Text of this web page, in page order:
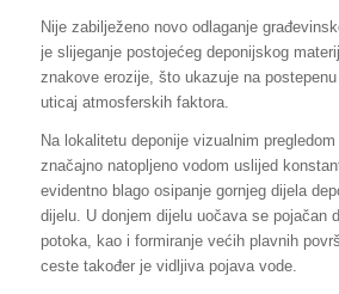
Nije zabilježeno novo odlaganje
je slijeganje postojećeg deponijskog
znakove erozije, što ukazuje na
uticaj atmosferskih faktora.
Na lokalitetu deponije vizualnim
značajno natopljeno vodom uslijed
evidentno blago osipanje gornjeg dijela
dijelu. U donjem dijelu uočava se pojačan
potoka, kao i formiranje većih plavnih
ceste također je vidljiva pojava vode.